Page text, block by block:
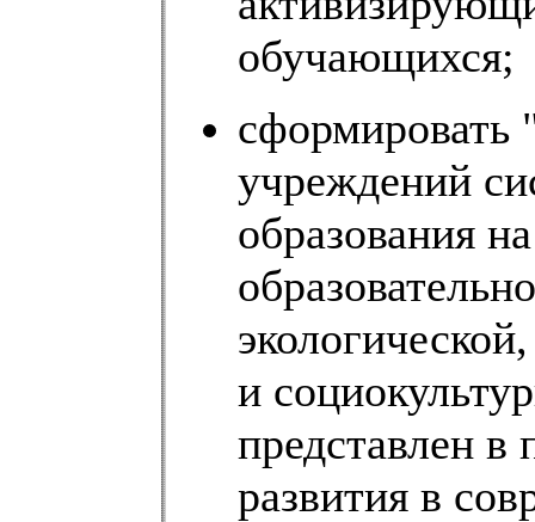
обучающихся;
учреждений
образования
и
представлен в
развития в